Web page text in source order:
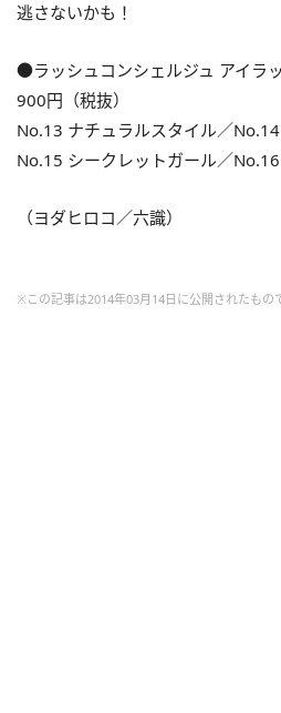
逃さないかも！
●ラッシュコンシェルジュ アイ
900円（税抜）
No.13 ナチュラルスタイル／
No.15 シークレットガール／
（ヨダヒロコ／六識）
※この記事は2014年03月14日に公開されたもの